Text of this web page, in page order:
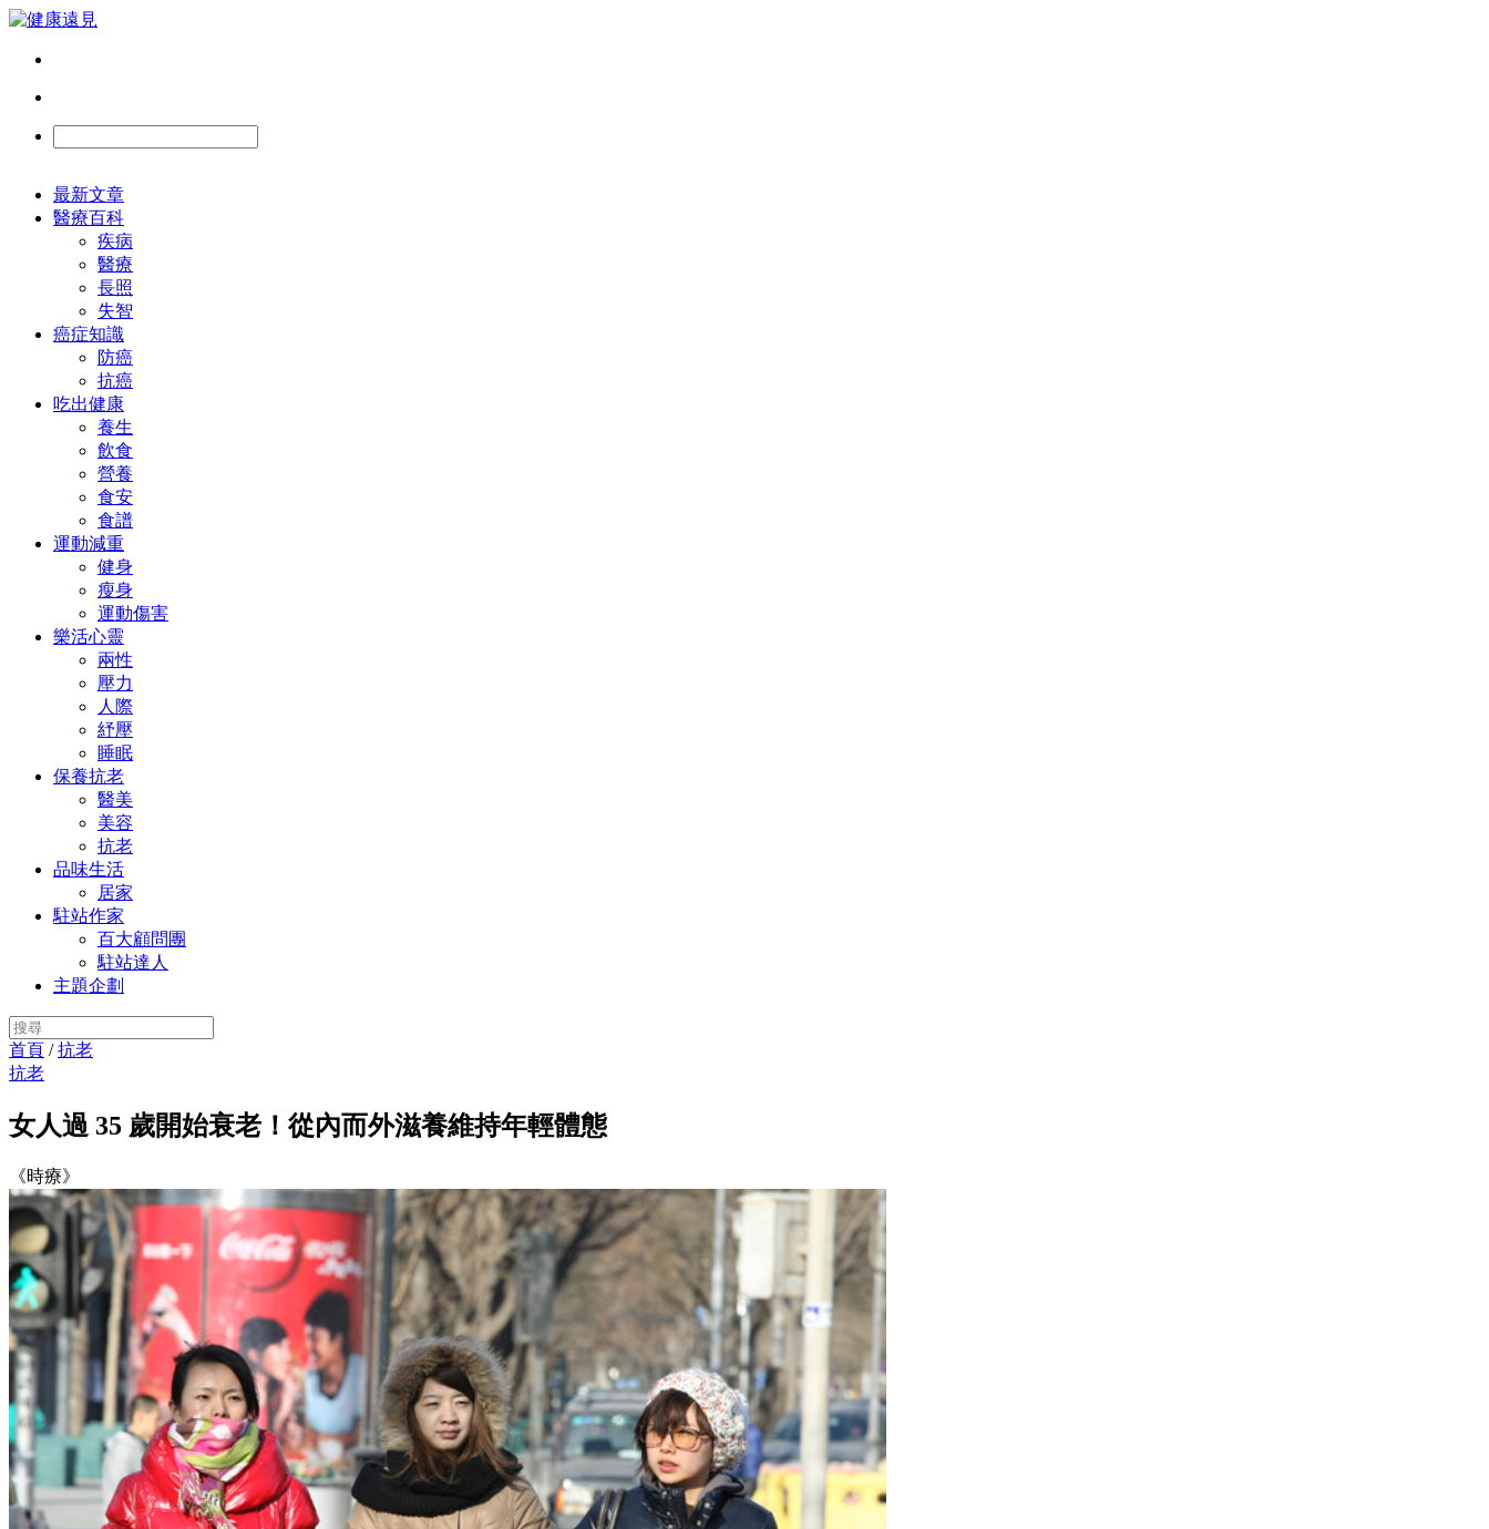
最新文章
醫療百科
疾病
醫療
長照
失智
癌症知識
防癌
抗癌
吃出健康
養生
飲食
營養
食安
食譜
運動減重
健身
瘦身
運動傷害
樂活心靈
兩性
壓力
人際
紓壓
睡眠
保養抗老
醫美
美容
抗老
品味生活
居家
駐站作家
百大顧問團
駐站達人
主題企劃
首頁 /抗老
抗老
女人過 35 歲開始衰老！從內而外滋養維持年輕體態
《時療》